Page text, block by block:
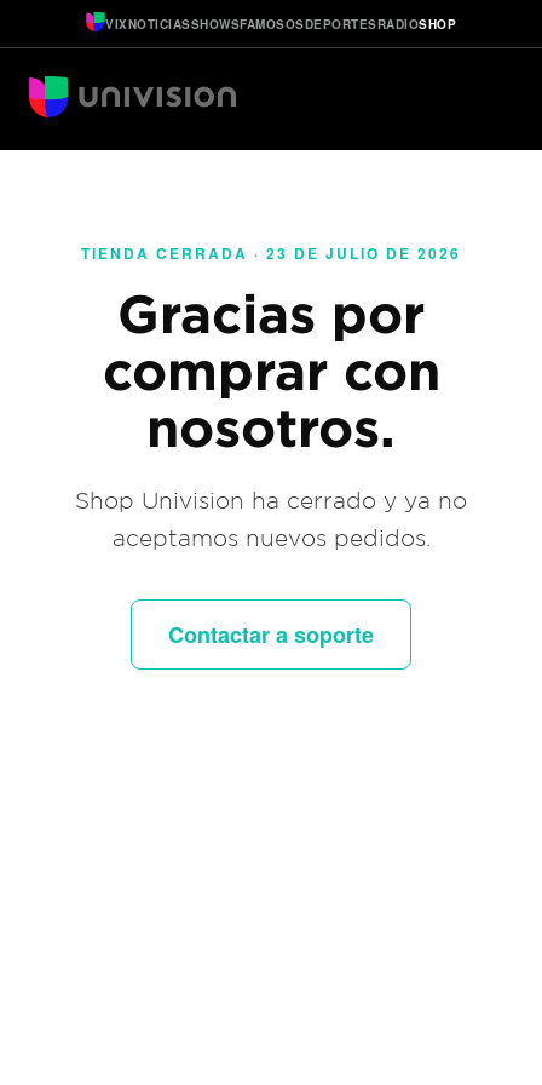
VIXNOTICIASSHOWSFAMOSOSDEPORTESRADIOSHOP
TIENDA CERRADA · 23 DE JULIO DE 2026
Gracias por
comprar con
nosotros.
Shop Univision ha cerrado y ya no
aceptamos nuevos pedidos.
Contactar a soporte